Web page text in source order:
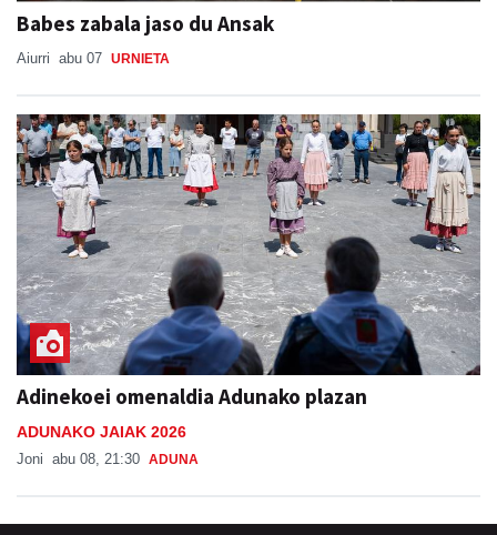
Babes zabala jaso du Ansak
Aiurri abu 07 URNIETA
Adinekoei omenaldia Adunako plazan
ADUNAKO JAIAK 2026
Joni abu 08, 21:30 ADUNA